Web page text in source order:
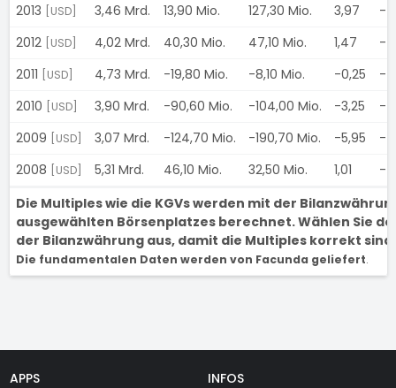
2013
[USD] 3,46 Mrd. 13,90 Mio. 127,30 Mio. 3,97
-
2012
[USD] 4,02 Mrd. 40,30 Mio. 47,10 Mio. 1,47
-
2011
[USD] 4,73 Mrd. -19,80 Mio. -8,10 Mio. -0,25
-
2010
[USD] 3,90 Mrd. -90,60 Mio. -104,00 Mio. -3,25
-
2009
[USD] 3,07 Mrd. -124,70 Mio. -190,70 Mio. -5,95
-
2008
[USD] 5,31 Mrd. 46,10 Mio. 32,50 Mio. 1,01
-
Die Multiples wie die KGVs werden mit der
ausgewählten Börsenplatzes berechnet. Wählen Sie
der Bilanzwährung aus, damit die Multiples korrekt sind.
Die fundamentalen Daten werden von Facunda geliefert.
APPS
INFOS